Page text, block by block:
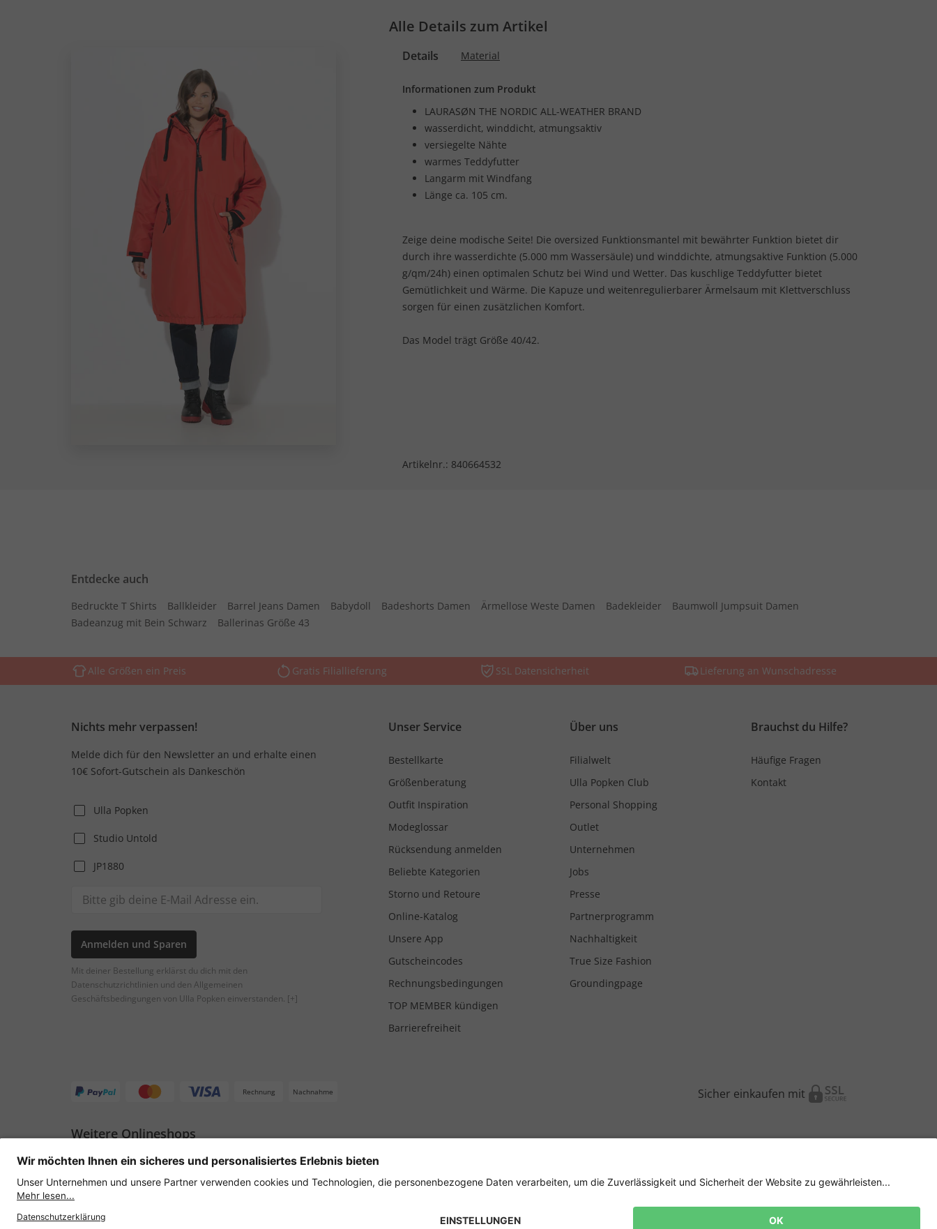
Alle Details zum Artikel
Details Material
Informationen zum Produkt
LAURASØN THE NORDIC ALL-WEATHER BRAND
wasserdicht, winddicht, atmungsaktiv
versiegelte Nähte
warmes Teddyfutter
Langarm mit Windfang
Länge ca. 105 cm.
Zeige deine modische Seite! Die oversized Funktionsmantel mit bewährter Funktion bietet dir
durch ihre wasserdichte (5.000 mm Wassersäule) und winddichte, atmungsaktive Funktion (5.000
g/qm/24h) einen optimalen Schutz bei Wind und Wetter. Das kuschlige Teddyfutter bietet
Gemütlichkeit und Wärme. Die Kapuze und weitenregulierbarer Ärmelsaum mit Klettverschluss
sorgen für einen zusätzlichen Komfort.
Das Model trägt Größe 40/42.
Artikelnr.: 840664532
Entdecke auch
Bedruckte T Shirts Ballkleider Barrel Jeans Damen Babydoll Badeshorts Damen Ärmellose Weste Damen Badekleider
Baumwoll Jumpsuit Damen
Badeanzug mit Bein Schwarz
Ballerinas Größe 43
Alle Größen ein Preis Gratis Filiallieferung SSL Datensicherheit Lieferung an Wunschadresse
Nichts mehr verpassen!
Melde dich für den Newsletter an und erhalte einen
10€ Sofort-Gutschein als Dankeschön
Ulla Popken
Studio Untold
JP1880
Anmelden und Sparen
Mit deiner Bestellung erklärst du dich mit den
Datenschutzrichtlinien und den Allgemeinen
Geschäftsbedingungen von Ulla Popken einverstanden. [+]
Unser Service
Bestellkarte
Größenberatung
Outfit Inspiration
Modeglossar
Rücksendung anmelden
Beliebte Kategorien
Storno und Retoure
Online-Katalog
Unsere App
Gutscheincodes
Rechnungsbedingungen
TOP MEMBER kündigen
Barrierefreiheit
Über uns
Filialwelt
Ulla Popken Club
Personal Shopping
Outlet
Unternehmen
Jobs
Presse
Partnerprogramm
Nachhaltigkeit
True Size Fashion
Groundingpage
Brauchst du Hilfe?
Häufige Fragen
Kontakt
Rechnung Nachnahme Sicher einkaufen mit
Weitere Onlineshops
Deutschland